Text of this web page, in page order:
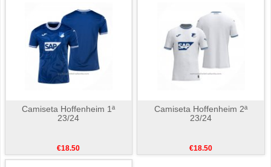
Camiseta Hoffenheim 1ª
23/24
€18.50
Camiseta Hoffenheim 2ª
23/24
€18.50